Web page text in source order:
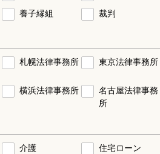
養子縁組 裁判
札幌法律事務所 東京法律事務所
横浜法律事務所
名古屋法律事務
所
介護 住宅ローン